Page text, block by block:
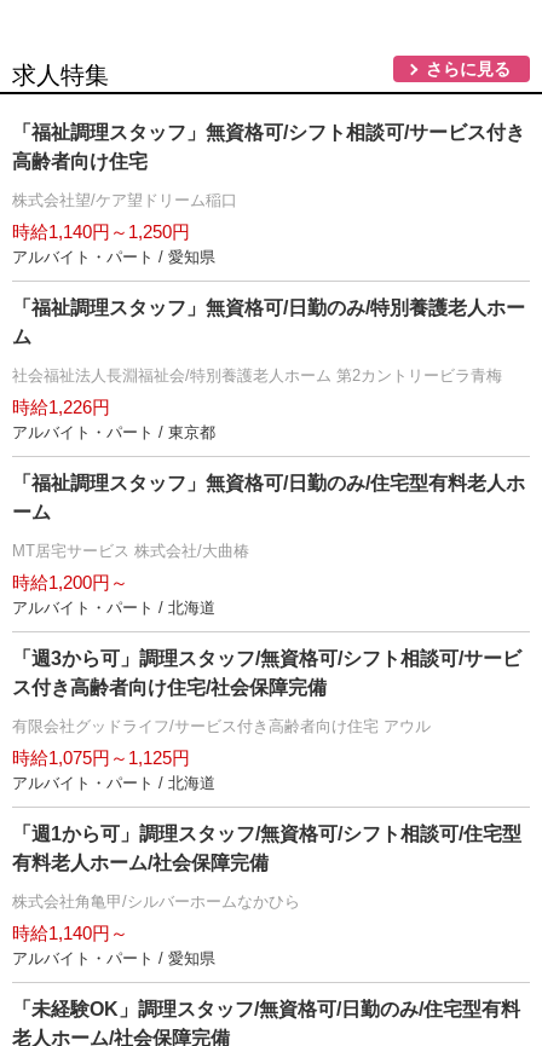
求人特集 さらに見る
「福祉調理スタッフ」無資格可/シフト相談可/サービス付き
高齢者向け住宅
株式会社望/ケア望ドリーム稲口
時給1,140円～1,250円
アルバイト・パート / 愛知県
「福祉調理スタッフ」無資格可/日勤のみ/特別養護老人ホー
ム
社会福祉法人長淵福祉会/特別養護老人ホーム 第2カントリービラ青梅
時給1,226円
アルバイト・パート / 東京都
「福祉調理スタッフ」無資格可/日勤のみ/住宅型有料老人ホ
ーム
MT居宅サービス 株式会社/大曲椿
時給1,200円～
アルバイト・パート / 北海道
「週3から可」調理スタッフ/無資格可/シフト相談可/サービ
ス付き高齢者向け住宅/社会保障完備
有限会社グッドライフ/サービス付き高齢者向け住宅 アウル
時給1,075円～1,125円
アルバイト・パート / 北海道
「週1から可」調理スタッフ/無資格可/シフト相談可/住宅型
有料老人ホーム/社会保障完備
株式会社角亀甲/シルバーホームなかひら
時給1,140円～
アルバイト・パート / 愛知県
「未経験OK」調理スタッフ/無資格可/日勤のみ/住宅型有料
老人ホーム/社会保障完備